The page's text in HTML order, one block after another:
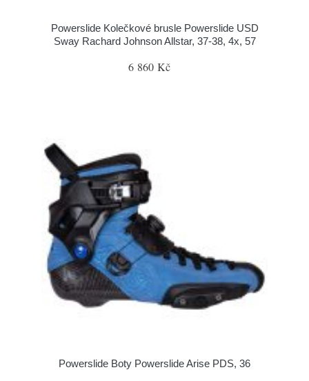
Powerslide Kolečkové brusle Powerslide USD
Sway Rachard Johnson Allstar, 37-38, 4x, 57
6 860 Kč
Powerslide Boty Powerslide Arise PDS, 36